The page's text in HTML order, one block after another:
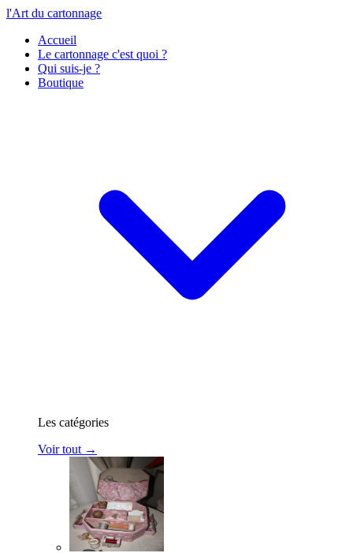
l'Art du cartonnage
Accueil
Le cartonnage c'est quoi ?
Qui suis-je ?
Boutique
Les catégories
Voir tout →